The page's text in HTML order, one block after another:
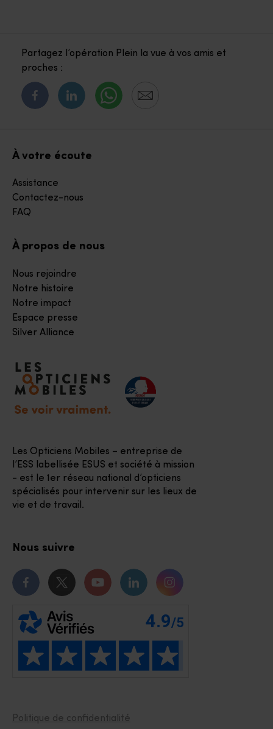
Partagez l’opération Plein la vue à vos amis et
proches :
Accéder à notre page d'accueil
Les Opticiens Mobiles – entreprise de
l’ESS labellisée ESUS et société à mission
- est le 1er réseau national d’opticiens
spécialisés pour intervenir sur les lieux de
vie et de travail.
À votre écoute
Assistance
Contactez-nous
FAQ
À propos de nous
Nous rejoindre
Notre histoire
Notre impact
Espace presse
Silver Alliance
Nous suivre
Notre page Facebook
Notre page Twitter
Notre chaîne Youtube
Notre page Linkedin
Notre page
Politique de confidentialité